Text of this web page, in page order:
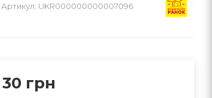
Артикул: UKR000000000007096
30 грн